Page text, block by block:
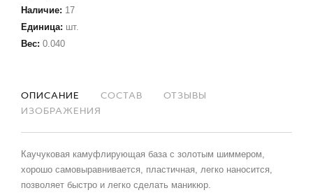
Наличие: 17
Единица: шт.
Вес: 0.040
ОПИСАНИЕ СОСТАВ
ОТЗЫВЫ
ИЗОБРАЖЕНИЯ
Каучуковая камуфлирующая база с золотым шиммером,
хорошо самовыравнивается, пластичная, легко наносится,
позволяет быстро и легко сделать маникюр.